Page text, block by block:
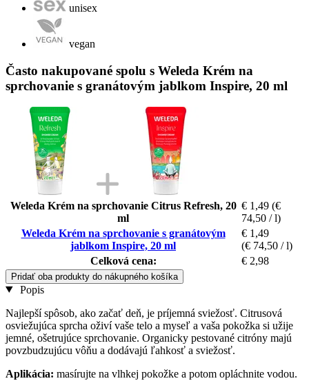
unisex
vegan
Často nakupované spolu s Weleda Krém na
sprchovanie s granátovým jablkom Inspire, 20 ml
Weleda Krém na sprchovanie Citrus Refresh, 20
ml
€ 1,49 (€
74,50 / l)
Weleda Krém na sprchovanie s granátovým
jablkom Inspire, 20 ml
€ 1,49
(€ 74,50 / l)
Celková cena:
€ 2,98
Pridať oba produkty do nákupného košíka
Popis
Najlepší spôsob, ako začať deň, je príjemná sviežosť. Citrusová
osviežujúca sprcha oživí vaše telo a myseľ a vaša pokožka si užije
jemné, ošetrujúce sprchovanie. Organicky pestované citróny majú
povzbudzujúcu vôňu a dodávajú ľahkosť a sviežosť.
Aplikácia: masírujte na vlhkej pokožke a potom opláchnite vodou.